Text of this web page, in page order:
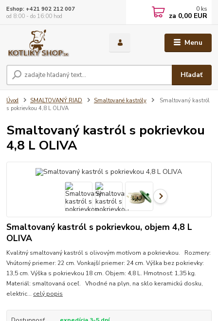
Menu
Hľadať
Eshop: +421 902 212 007
od 8:00 - do 16:00 hod
0 ks
za 0,00 EUR
Úvod SMALTOVANÝ RIAD Smaltované kastróly
Smaltovaný kastról
s pokrievkou 4,8 L OLIVA
Smaltovaný kastról s pokrievkou
4,8 L OLIVA
Smaltovaný kastról s pokrievkou, objem 4,8 L
OLIVA
Kvalitný smaltovaný kastról s olivovým motívom a pokrievkou. Rozmery:
Vnútorný priemer: 22 cm. Vonkajší priemer: 24 cm. Výška bez pokrievky:
13,5 cm. Výška s pokrievkou 18 cm. Objem: 4,8 L. Hmotnosť: 1,35 kg.
Materiál: smaltovaná oceľ. Vhodné na plyn, na sklo keramickú dosku,
elektric... celý popis